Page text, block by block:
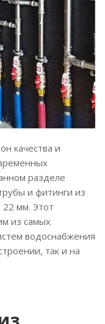
качества и
разделе
и фитинги из
мм. Этот
из самых
водоснабжения
так и на